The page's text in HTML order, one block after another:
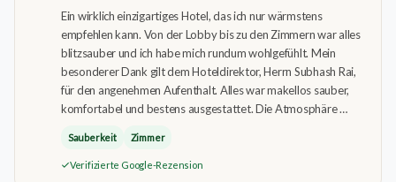
Ein wirklich einzigartiges Hotel, das ich nur wärmstens
empfehlen kann. Von der Lobby bis zu den Zimmern war alles
blitzsauber und ich habe mich rundum wohlgefühlt. Mein
besonderer Dank gilt dem Hoteldirektor, Herrn Subhash Rai,
für den angenehmen Aufenthalt. Alles war makellos sauber,
komfortabel und bestens ausgestattet. Die Atmosphäre …
Sauberkeit Zimmer
Verifizierte Google-Rezension